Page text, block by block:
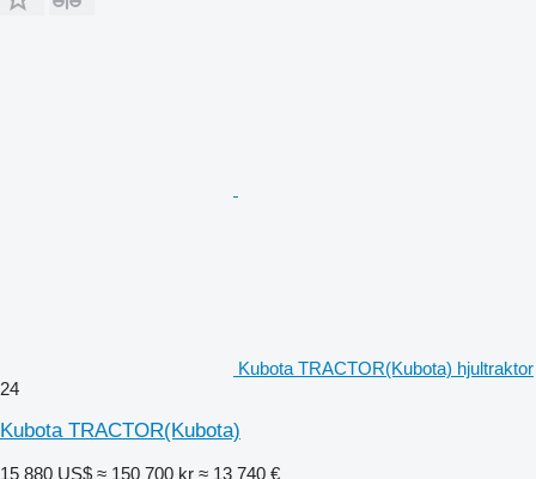
Kubota TRACTOR(Kubota) hjultraktor
24
Kubota TRACTOR(Kubota)
15 880 US$ ≈ 150 700 kr ≈ 13 740 €